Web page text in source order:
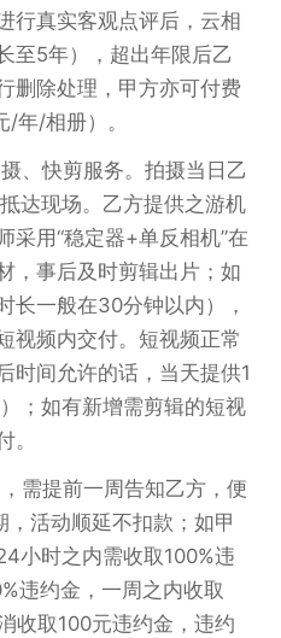
行真实客观点评后，云相
至5年），超出年限后乙
删除处理，甲方亦可付费
年/相册）。
、快剪服务。拍摄当日乙
达现场。乙方提供之游机
采用“稳定器+单反相机”在
，事后及时剪辑出片；如
长一般在30分钟以内），
视频内交付。短视频正常
时间允许的话，当天提供1
；如有新增需剪辑的短视
。
需提前一周告知乙方，便
活动顺延不扣款；如甲
小时之内需收取100%违
违约金，一周之内收取
收取100元违约金，违约